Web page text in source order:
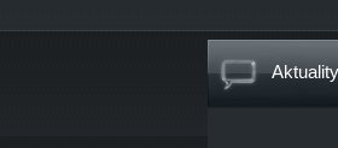
Aktuality